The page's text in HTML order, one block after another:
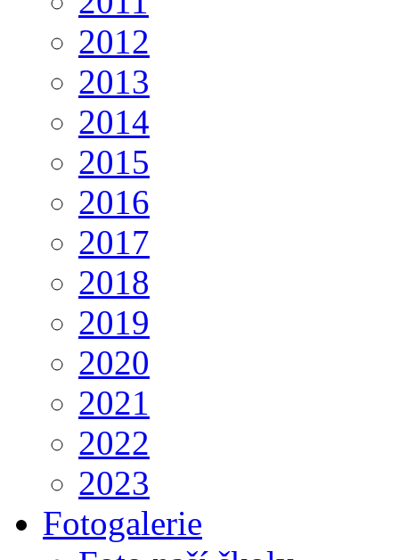
2012
2013
2014
2015
2016
2017
2018
2019
2020
2021
2022
2023
Fotogalerie